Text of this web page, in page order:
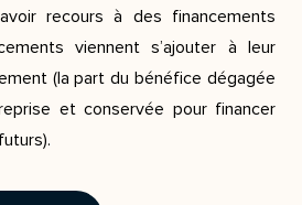
recours à des financements
viennent s’ajouter à leur
(la part du bénéfice dégagée
et conservée pour financer